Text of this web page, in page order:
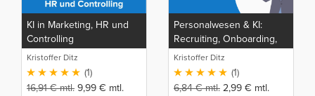
KI in Marketing, HR und
Controlling
Kristoffer Ditz
(1)
16,91€mtl. 9,99 € mtl.
Personalwesen & KI:
Recruiting, Onboarding,
Mitarbeiterentwicklung
Kristoffer Ditz
(1)
6,84€mtl. 2,99 € mtl.